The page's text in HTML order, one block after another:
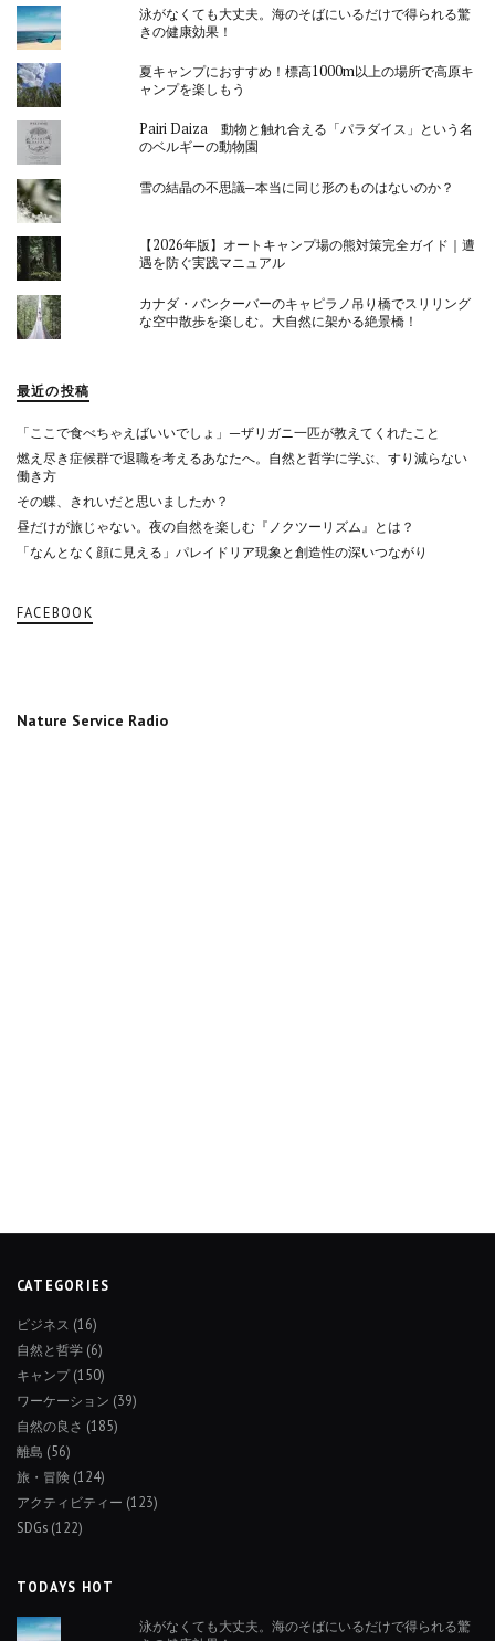
泳がなくても大丈夫。海のそばにいるだけで得られる驚
きの健康効果！
夏キャンプにおすすめ！標高1000m以上の場所で高原キ
ャンプを楽しもう
Pairi Daiza 動物と触れ合える「パラダイス」という名
のベルギーの動物園
雪の結晶の不思議─本当に同じ形のものはないのか？
【2026年版】オートキャンプ場の熊対策完全ガイド｜遭
遇を防ぐ実践マニュアル
カナダ・バンクーバーのキャピラノ吊り橋でスリリング
な空中散歩を楽しむ。大自然に架かる絶景橋！
最近の投稿
「ここで食べちゃえばいいでしょ」—ザリガニ一匹が教えてくれたこと
燃え尽き症候群で退職を考えるあなたへ。自然と哲学に学ぶ、すり減らない
働き方
その蝶、きれいだと思いましたか？
昼だけが旅じゃない。夜の自然を楽しむ『ノクツーリズム』とは？
「なんとなく顔に見える」パレイドリア現象と創造性の深いつながり
FACEBOOK
Nature Service Radio
CATEGORIES
ビジネス (16)
自然と哲学 (6)
キャンプ(150)
ワーケーション (39)
自然の良さ (185)
離島 (56)
旅・冒険 (124)
アクティビティー (123)
SDGs (122)
TODAYS HOT
泳がなくても大丈夫。海のそばにいるだけで得られる驚